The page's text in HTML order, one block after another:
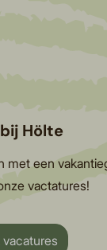
Hölte
met een
vactatures!
vacatures